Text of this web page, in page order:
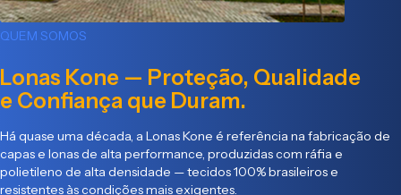
QUEM SOMOS
Lonas Kone — Proteção, Qualidade
e Confiança que Duram.
Há quase uma década, a Lonas Kone é referência na fabricação de
capas e lonas de alta performance, produzidas com ráfia e
polietileno de alta densidade — tecidos 100% brasileiros e
resistentes às condições mais exigentes.